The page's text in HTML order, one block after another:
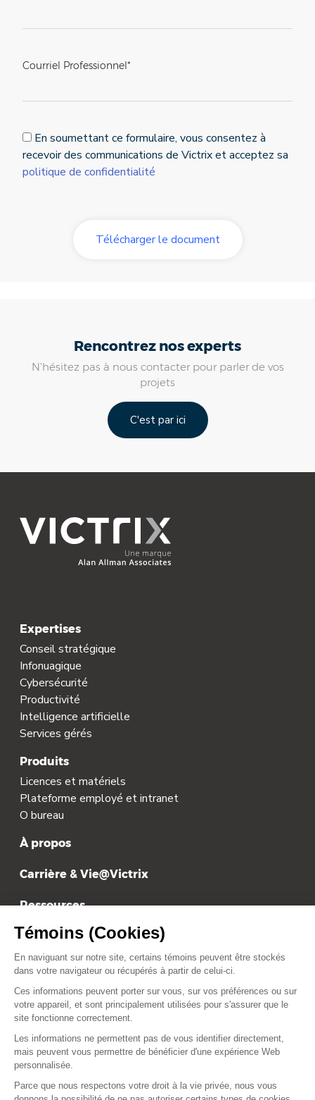
Courriel Professionnel*
*
En soumettant ce formulaire, vous consentez à
recevoir des communications de Victrix et acceptez sa
politique de confidentialité
Rencontrez nos experts
N'hésitez pas à nous contacter pour parler de vos
projets
C'est par ici
Expertises
Conseil stratégique
Infonuagique
Cybersécurité
Productivité
Intelligence artificielle
Services gérés
Produits
Licences et matériels
Plateforme employé et intranet
O bureau
À propos
Carrière & Vie@Victrix
Ressources
Tarification
Contact
contact@victrix.ca
+1 514-879-1919
Suivez-nous sur :